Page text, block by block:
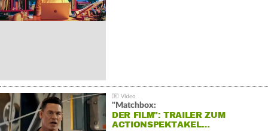
"Matchbox:
DER FILM": TRAILER ZUM
ACTIONSPEKTAKEL…